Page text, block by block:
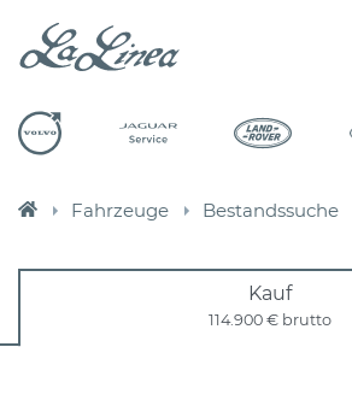
Fahrzeuge Bestandssuche
Kauf
114.900 € brutto